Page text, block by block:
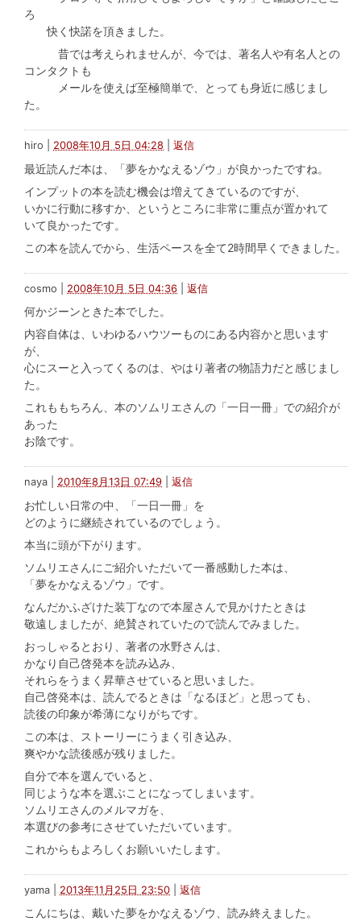
ろ
快く快諾を頂きました。
昔では考えられませんが、今では、著名人や有名人との
コンタクトも
メールを使えば至極簡単で、とっても身近に感じまし
た。
hiro 2008年10月 5日 04:28 返信
最近読んだ本は、「夢をかなえるゾウ」が良かったですね。
インプットの本を読む機会は増えてきているのですが、
いかに行動に移すか、というところに非常に重点が置かれて
いて良かったです。
この本を読んでから、生活ペースを全て2時間早くできました。
cosmo 2008年10月 5日 04:36 返信
何かジーンときた本でした。
内容自体は、いわゆるハウツーものにある内容かと思います
が、
心にスーと入ってくるのは、やはり著者の物語力だと感じまし
た。
これももちろん、本のソムリエさんの「一日一冊」での紹介が
あった
お陰です。
naya 2010年8月13日 07:49 返信
お忙しい日常の中、「一日一冊」を
どのように継続されているのでしょう。
本当に頭が下がります。
ソムリエさんにご紹介いただいて一番感動した本は、
「夢をかなえるゾウ」です。
なんだかふざけた装丁なので本屋さんで見かけたときは
敬遠しましたが、絶賛されていたので読んでみました。
おっしゃるとおり、著者の水野さんは、
かなり自己啓発本を読み込み、
それらをうまく昇華させていると思いました。
自己啓発本は、読んでるときは「なるほど」と思っても、
読後の印象が希薄になりがちです。
この本は、ストーリーにうまく引き込み、
爽やかな読後感が残りました。
自分で本を選んでいると、
同じような本を選ぶことになってしまいます。
ソムリエさんのメルマガを、
本選びの参考にさせていただいています。
これからもよろしくお願いいたします。
yama 2013年11月25日 23:50 返信
こんにちは、戴いた夢をかなえるゾウ、読み終えました。